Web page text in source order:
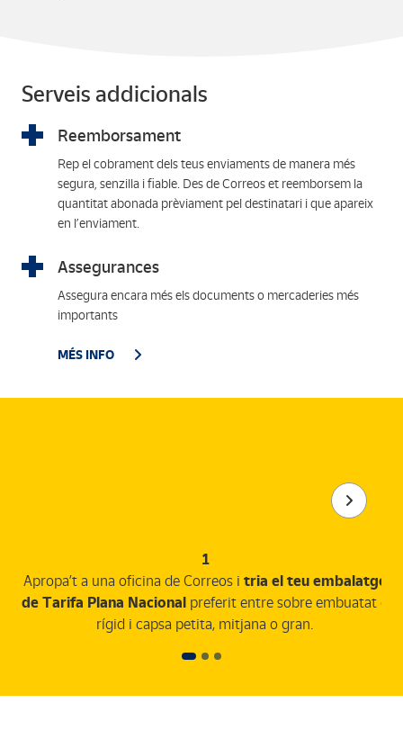
Serveis addicionals
Reemborsament
Rep el cobrament dels teus enviaments de manera més
segura, senzilla i fiable. Des de Correos et reemborsem la
quantitat abonada prèviament pel destinatari i que apareix
en l’enviament.
Assegurances
Assegura encara més els documents o mercaderies més
importants
MÉS INFO
1
Apropa’t a una oficina de Correos i tria el teu embalatge
de Tarifa Plana Nacional preferit entre sobre embuatat o
rígid i capsa petita, mitjana o gran.